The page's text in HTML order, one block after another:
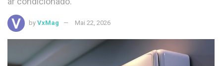
by VxMag Mai 22, 2026